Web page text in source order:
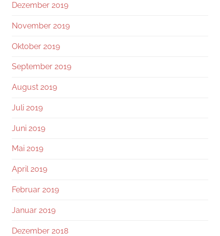
Dezember 2019
November 2019
Oktober 2019
September 2019
August 2019
Juli 2019
Juni 2019
Mai 2019
April 2019
Februar 2019
Januar 2019
Dezember 2018